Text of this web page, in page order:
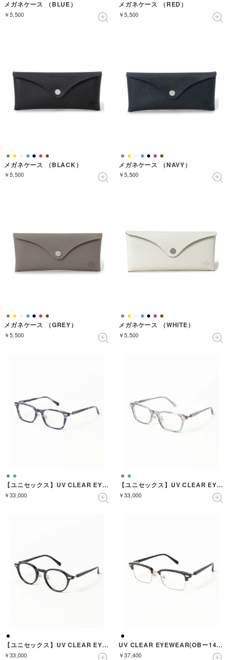
メガネケース （BLUE）
￥5,500
メガネケース （RED）
￥5,500
メガネケース （BLACK）
￥5,500
メガネケース （NAVY）
￥5,500
メガネケース （GREY）
￥5,500
メガネケース （WHITE）
￥5,500
【ユニセックス】UV CLEAR EYEWEAR(OBー540) （NAVYSASA）
￥33,000
【ユニセックス】UV CLEAR EYEWEAR(OBー540) （CLEARSMOKE）
￥33,000
【ユニセックス】UV CLEAR EYEWEAR(OBー539) （BLACK）
￥33,000
UV CLEAR EYEWEAR(OBー140) （BLACK）
￥37,400